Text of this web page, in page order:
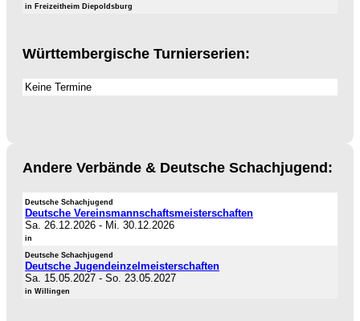
in Freizeitheim Diepoldsburg
Württembergische Turnierserien:
Keine Termine
Andere Verbände & Deutsche Schachjugend:
Deutsche Schachjugend
Deutsche Vereinsmannschaftsmeisterschaften
Sa. 26.12.2026 - Mi. 30.12.2026
in
Deutsche Schachjugend
Deutsche Jugendeinzelmeisterschaften
Sa. 15.05.2027 - So. 23.05.2027
in Willingen